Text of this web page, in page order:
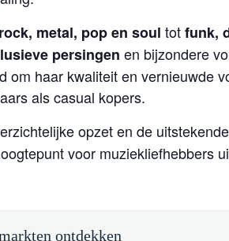
rock, metal, pop en soul totfunk,
persingen en bijzondere
om haar kwaliteit en vernieuwde
als casual kopers.
opzet en de
voor muziekliefhebbers
ontdekken